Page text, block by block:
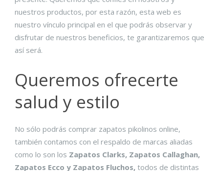
nuestros productos, por esta razón, esta web es
nuestro vínculo principal en el que podrás observar y
disfrutar de nuestros beneficios, te garantizaremos que
así será.
Queremos ofrecerte
salud y estilo
No sólo podrás comprar zapatos pikolinos online,
también contamos con el respaldo de marcas aliadas
como lo son los Zapatos Clarks, Zapatos Callaghan,
Zapatos Ecco y Zapatos Fluchos, todos de distintas